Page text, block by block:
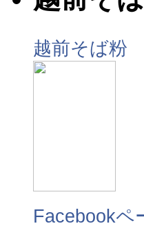
越前そば粉
Facebookペ